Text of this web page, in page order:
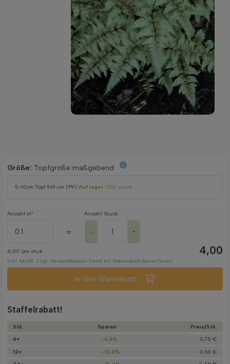
Größe: Topfgröße maßgebend
5-10cm Topf 9x9 cm (P9) Auf lager: 1212 stück
Anzahl m²
=
Anzahl Stück
- +
4,00 pro stuk 4,00
Inkl. MwSt. Zzgl. Versandkosten (wird im Warenkorb berechnet)
In den Warenkorb
Staffelrabatt!
Stk. Sparen
Preis/­Stk.
6+
-6,3%
3,75 €
12+
-10,0%
3,60 €